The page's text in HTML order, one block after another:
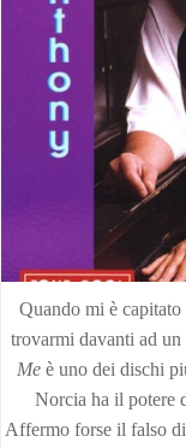
Quando mi è
trovarmi davanti ad
Meè uno dei dischi
Norcia ha il potere
Affermo forse il falso